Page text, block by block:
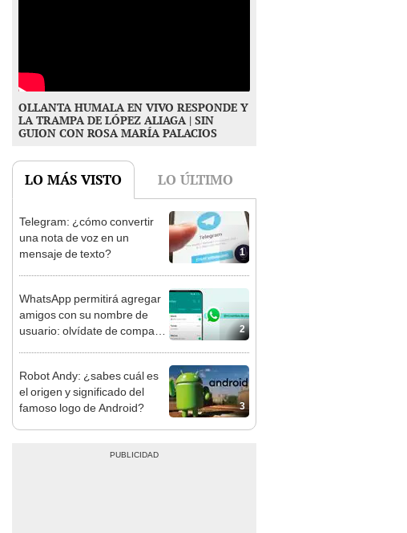
OLLANTA HUMALA EN VIVO RESPONDE Y
LA TRAMPA DE LÓPEZ ALIAGA | SIN
GUION CON ROSA MARÍA PALACIOS
LO MÁS VISTO LO ÚLTIMO
1
Telegram: ¿cómo convertir
una nota de voz en un
mensaje de texto?
2
WhatsApp permitirá agregar
amigos con su nombre de
usuario: olvídate de compartir
3
Robot Andy: ¿sabes cuál es
el origen y significado del
famoso logo de Android?